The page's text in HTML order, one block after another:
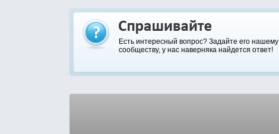
Есть интересный вопрос? Задайте его нашему
сообществу, у нас наверняка найдется ответ!